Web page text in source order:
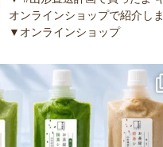
オンラインショップで紹介し
▼オンラインショップ